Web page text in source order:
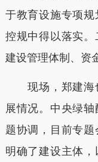
于教育设施专项
控规中得以落实
建设管理体制、资
现场，郑建海
展情况。中央绿
题协调，目前专
明确了建设主体